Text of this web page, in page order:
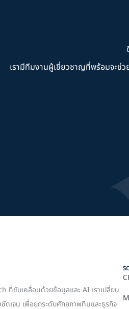
เรามีทีมงานผู้เชี่ยวชาญที่พร้อมจะ
ที่ขับเคลื่อนด้วยข้อมูลและ AI เราเปลี่ยน
ดเจน เพื่อยกระดับศักยภาพทีมและธุรกิจ